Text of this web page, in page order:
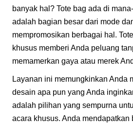
banyak hal? Tote bag ada di
adalah bagian besar dari mode
mempromosikan berbagai hal.
khusus memberi Anda peluang
memamerkan gaya atau merek
Layanan ini memungkinkan Anda
desain apa pun yang Anda
adalah pilihan yang sempurna
acara khusus. Anda mendapatkan